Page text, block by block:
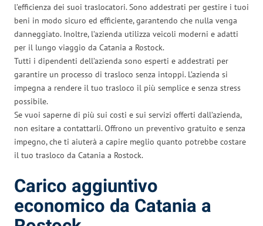
l’efficienza dei suoi traslocatori. Sono addestrati per gestire i tuoi
beni in modo sicuro ed efficiente, garantendo che nulla venga
danneggiato. Inoltre, l’azienda utilizza veicoli moderni e adatti
per il lungo viaggio da Catania a Rostock.
Tutti i dipendenti dell’azienda sono esperti e addestrati per
garantire un processo di trasloco senza intoppi. L’azienda si
impegna a rendere il tuo trasloco il più semplice e senza stress
possibile.
Se vuoi saperne di più sui costi e sui servizi offerti dall’azienda,
non esitare a contattarli. Offrono un preventivo gratuito e senza
impegno, che ti aiuterà a capire meglio quanto potrebbe costare
il tuo trasloco da Catania a Rostock.
Carico aggiuntivo
economico da Catania a